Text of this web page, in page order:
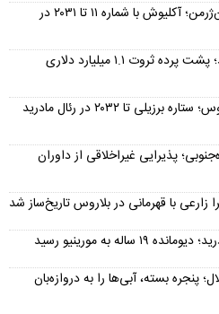
خرید ۵۰ میلیون یورویی پاری‌سن‌ژرمن؛ آکلیوش با شماره ۱۱ تا ۲۰۳۱ در
فوربس: لیونل مسی میلیاردر شد؛ پشت پرده ثروت ۱.۱ میلیارد دلاری
پایان شوک اینستاگرامی وینیسیوس؛ ستاره برزیلی تا ۲۰۳۲ در رئال مادرید
پذیرایی غیراخلاقی از داوران
با قهرمانی در بلاروس تاریخ‌ساز شد
پنجره بسته، آبی‌ها را به دروازه‌بان